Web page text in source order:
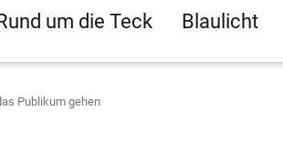
um die Teck Blaulicht
Publikum gehen